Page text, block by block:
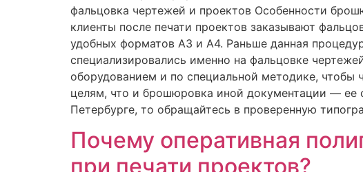
фальцовка чертежей и проектов Особенности
клиенты после печати проектов заказывают
удобных форматов А3 и А4. Раньше данная
специализировались именно на фальцовке
оборудованием и по специальной методике,
целям, что и брошюровка иной документации — ее
Петербурге, то обращайтесь в проверенную
Почему оперативная
при печати проектов?